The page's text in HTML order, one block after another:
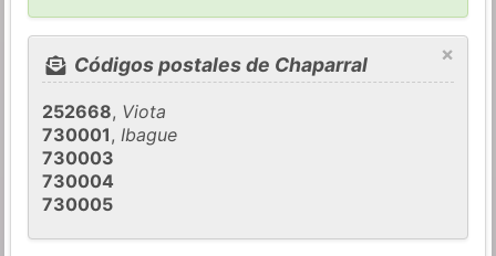
×
Códigos postales de Chaparral
252668, Viota
730001, Ibague
730003
730004
730005